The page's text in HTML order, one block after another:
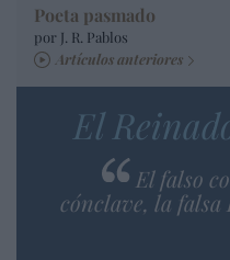
Poeta pasmado
por J. R. Pablos
Artículos anteriores
El
El falso
cónclave, la falsa